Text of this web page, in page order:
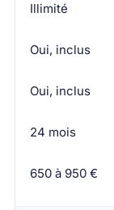
Illimité
Oui, inclus
Oui, inclus
24 mois
650 à 950 €